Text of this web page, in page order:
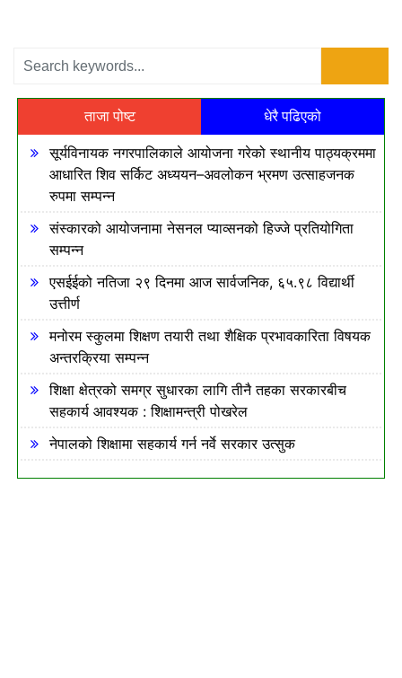
ताजा पोष्ट धेरै पढिएको
सूर्यविनायक नगरपालिकाले आयोजना गरेको स्थानीय पाठ्यक्रममा
आधारित शिव सर्किट अध्ययन–अवलोकन भ्रमण उत्साहजनक
रुपमा सम्पन्न
संस्कारको आयोजनामा नेसनल प्याव्सनको हिज्जे प्रतियोगिता
सम्पन्न
एसईईको नतिजा २९ दिनमा आज सार्वजनिक, ६५.९८ विद्यार्थी
उत्तीर्ण
मनोरम स्कुलमा शिक्षण तयारी तथा शैक्षिक प्रभावकारिता विषयक
अन्तरक्रिया सम्पन्न
शिक्षा क्षेत्रको समग्र सुधारका लागि तीनै तहका सरकारबीच
सहकार्य आवश्यक : शिक्षामन्त्री पोखरेल
नेपालको शिक्षामा सहकार्य गर्न नर्वे सरकार उत्सुक